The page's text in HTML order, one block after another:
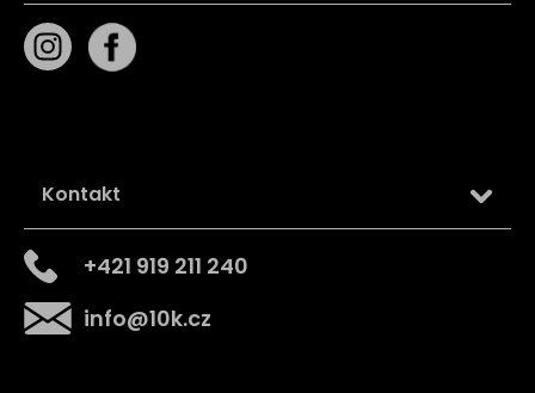
Kontakt
info@10k.cz
+421 919 211 240